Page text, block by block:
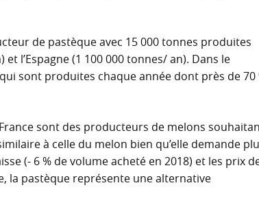
de pastèque avec 15 000 tonnes produites
l’Espagne (1 100 000 tonnes/ an). Dans le
sont produites chaque année dont près de 70
sont des producteurs de melons
à celle du melon bien qu’elle demande
(- 6 % de volume acheté en 2018) et les prix
la pastèque représente une alternative